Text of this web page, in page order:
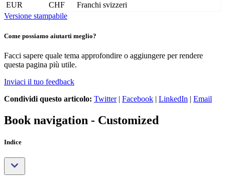
EUR
CHF
Franchi svizzeri
Versione stampabile
Come possiamo aiutarti meglio?
Facci sapere quale tema approfondire o aggiungere per rendere
questa pagina più utile.
Inviaci il tuo feedback
Condividi questo articolo: Twitter| Facebook | LinkedIn | Email
Book navigation - Customized
Indice